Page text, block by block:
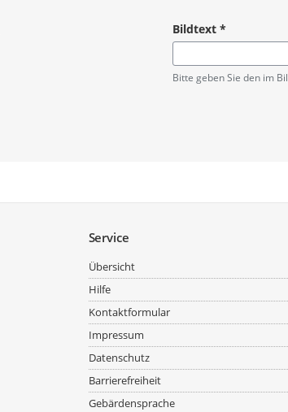
Bildtext *
Pflichtangabe
Bitte geben Sie den im
Service
Übersicht
Hilfe
Kontaktformular
Impressum
Datenschutz
Barrierefreiheit
Gebärdensprache